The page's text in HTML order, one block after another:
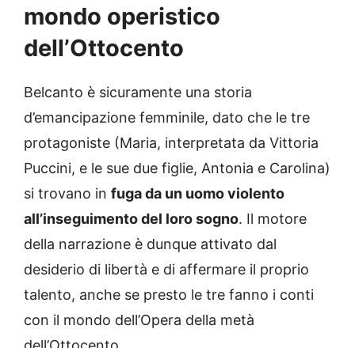
mondo operistico
dell’Ottocento
Belcanto è sicuramente una storia
d’emancipazione femminile, dato che le tre
protagoniste (Maria, interpretata da Vittoria
Puccini, e le sue due figlie, Antonia e Carolina)
si trovano in fuga da un uomo violento
all’inseguimento del loro sogno. Il motore
della narrazione è dunque attivato dal
desiderio di libertà e di affermare il proprio
talento, anche se presto le tre fanno i conti
con il mondo dell’Opera della metà